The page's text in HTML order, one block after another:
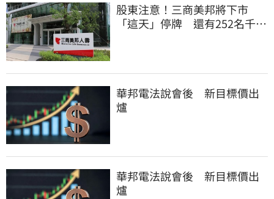
股東注意！三商美邦將下市
「這天」停牌 還有252名千張
華邦電法說會後 新目標價出
爐
華邦電法說會後 新目標價出
爐